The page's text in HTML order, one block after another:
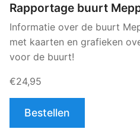
Rapportage buurt
Informatie over de buurt
met kaarten en grafieken
voor de buurt!
€24,95
Bestellen